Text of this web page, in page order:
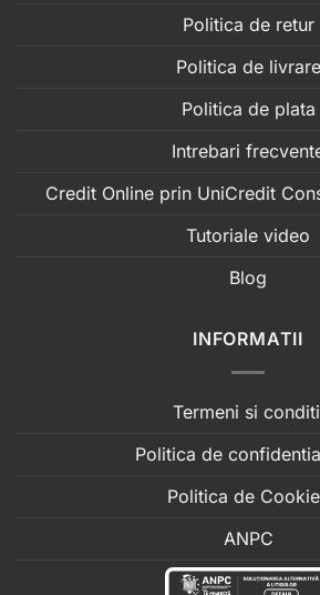
Politica de retur
Politica de livrare
Politica de plata
Intrebari
Credit Online prin UniCredit
Tutoriale video
Blog
INFORMATII
Termeni si
Politica de
Politica de
ANPC